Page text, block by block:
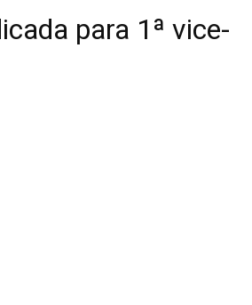
para 1ª vice-